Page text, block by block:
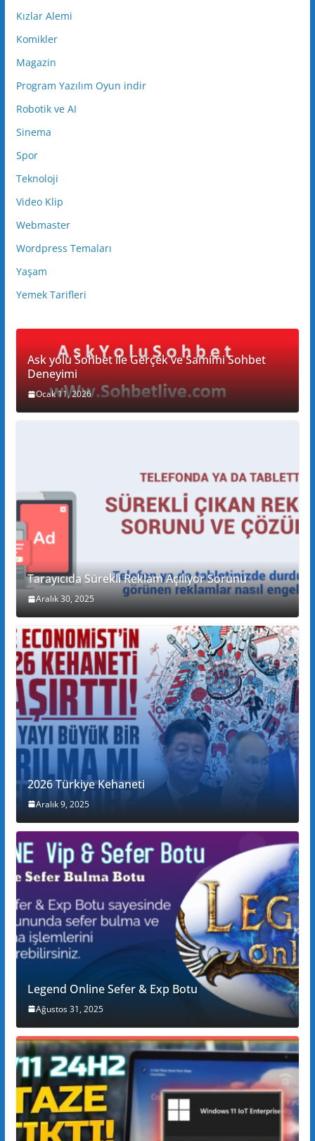
Kızlar Alemi
Komikler
Magazin
Program Yazılım Oyun indir
Robotik ve AI
Sinema
Spor
Teknoloji
Video Klip
Webmaster
Wordpress Temaları
Yaşam
Yemek Tarifleri
Ask yolu Sohbet ile Gerçek ve Samimi Sohbet
Deneyimi
Ocak 11, 2026
Tarayıcıda Sürekli Reklam Açılıyor Sorunu
Aralık 30, 2025
2026 Türkiye Kehaneti
Aralık 9, 2025
Legend Online Sefer & Exp Botu
Ağustos 31, 2025